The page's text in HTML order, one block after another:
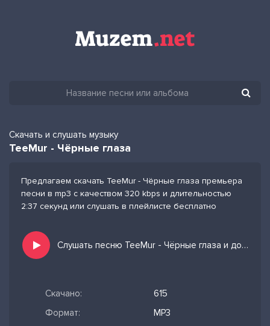
Скачать и слушать музыку
TeeMur - Чёрные глаза
Предлагаем скачать TeeMur - Чёрные глаза премьера
песни в mp3 с качеством 320 kbps и длительностью
2:37 секунд или слушать в плейлисте бесплатно
Слушать песню TeeMur - Чёрные глаза и добавить в избранных
Скачано:
615
Формат:
MP3